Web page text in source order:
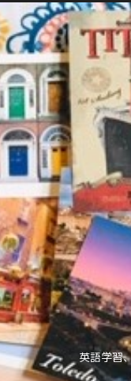
英語学習